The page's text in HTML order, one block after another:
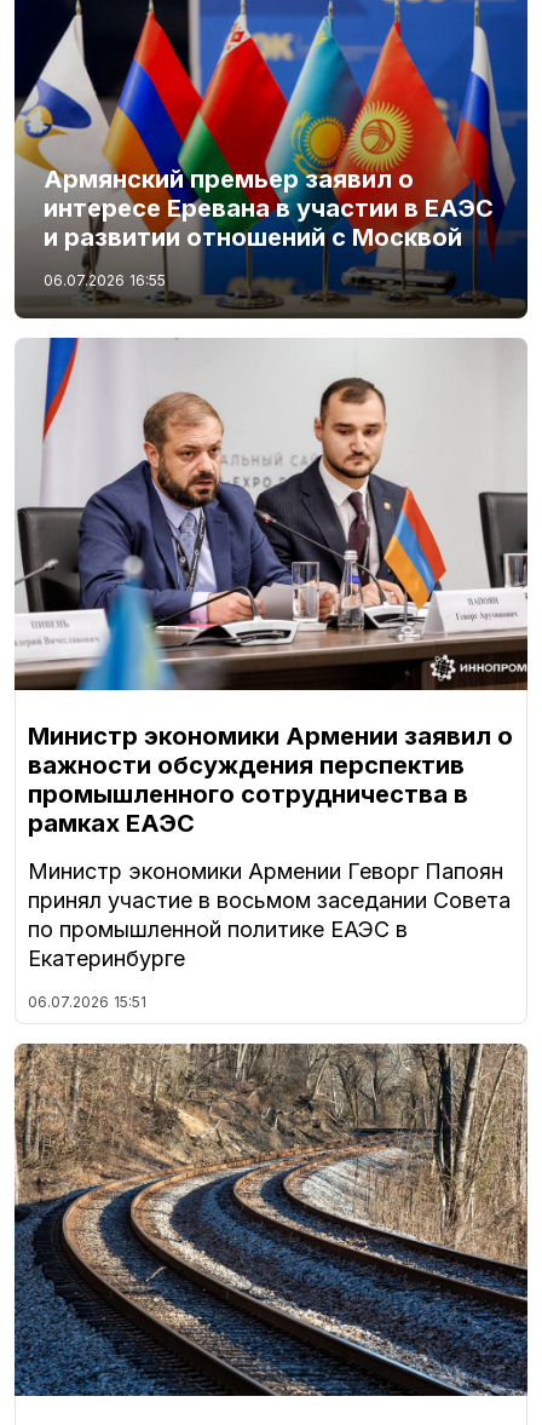
Армянский премьер заявил о
интересе Еревана в участии в ЕАЭС
и развитии отношений с Москвой
06.07.2026 16:55
Министр экономики Армении заявил о
важности обсуждения перспектив
промышленного сотрудничества в
рамках ЕАЭС
Министр экономики Армении Геворг Папоян
принял участие в восьмом заседании Совета
по промышленной политике ЕАЭС в
Екатеринбурге
06.07.2026 15:51